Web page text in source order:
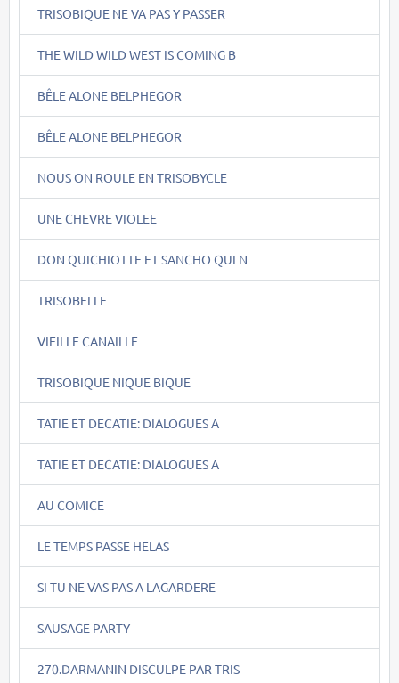
TRISOBIQUE NE VA PAS Y PASSER
THE WILD WILD WEST IS COMING B
BÊLE ALONE BELPHEGOR
BÊLE ALONE BELPHEGOR
NOUS ON ROULE EN TRISOBYCLE
UNE CHEVRE VIOLEE
DON QUICHIOTTE ET SANCHO QUI N
TRISOBELLE
VIEILLE CANAILLE
TRISOBIQUE NIQUE BIQUE
TATIE ET DECATIE: DIALOGUES A
TATIE ET DECATIE: DIALOGUES A
AU COMICE
LE TEMPS PASSE HELAS
SI TU NE VAS PAS A LAGARDERE
SAUSAGE PARTY
270.DARMANIN DISCULPE PAR TRIS